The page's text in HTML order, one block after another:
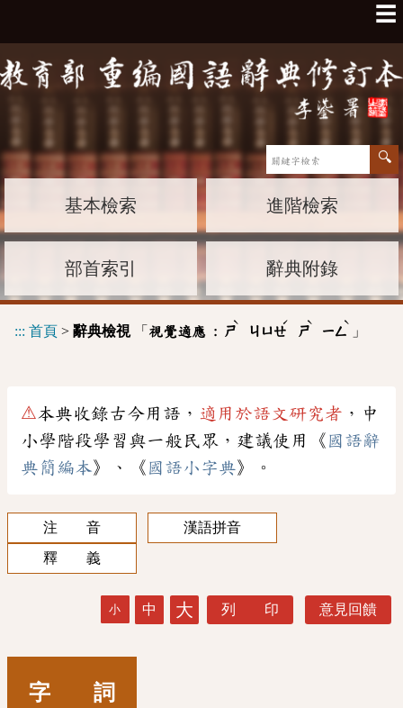
☰
基本檢索 進階檢索
部首索引 辭典附錄
::: 首頁 > 辭典檢視「 視覺適應 : ㄕ
ˋ
ㄐㄩㄝ
ˊ
ㄕ
ˋ
ㄧㄥ
ˋ
」
⚠本典收錄古今用語， 適用於語文研究者 ，中
小學階段學習與一般民眾，建議使用《 國語辭
典簡編本》、《 國語小字典》。
注 音
漢語拼音
釋 義
小 中 大 列 印 意見回饋
字 詞